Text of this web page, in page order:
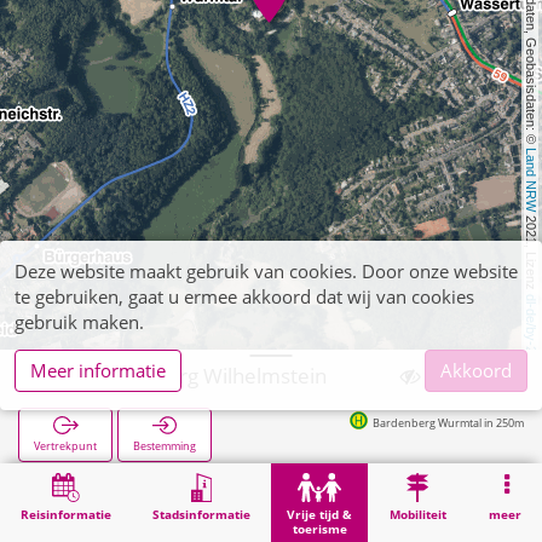
, Kartendaten, Geobasisdaten: ©
Land NRW
2021, Lizenz
dl-de/by-2-0
Reisinformatie Stadsinformatie
Vrije tijd &
toerisme
Mobiliteit meer
Würselen, Burg Wilhelmstein
Vertrekpunt Bestemming
Bardenberg Wurmtal in 250m
Vrije tijd & toerisme Entertainment Würselen, Burg Wilhelmstein
Deze website maakt gebruik van cookies. Door onze website
te gebruiken, gaat u ermee akkoord dat wij van cookies
gebruik maken.
Meer informatie
Akkoord